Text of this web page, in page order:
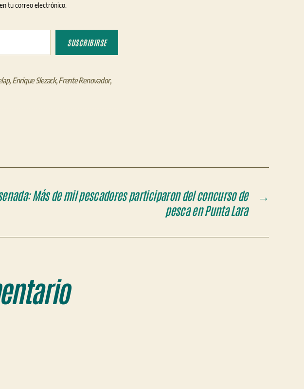
tu correo electrónico.
SUSCRIBIRSE
, Enrique Slezack,Frente Renovador,
→
Más de mil pescadores participaron del concurso de
pesca en Punta Lara